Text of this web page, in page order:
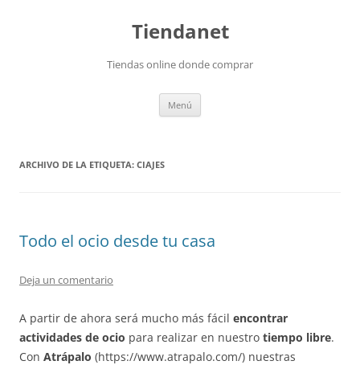
Tiendanet
Tiendas online donde comprar
Menú
ARCHIVO DE LA ETIQUETA: CIAJES
Todo el ocio desde tu casa
Deja un comentario
A partir de ahora será mucho más fácil encontrar
actividades de ocio para realizar en nuestro tiempo libre.
Con Atrápalo (https://www.atrapalo.com/) nuestras